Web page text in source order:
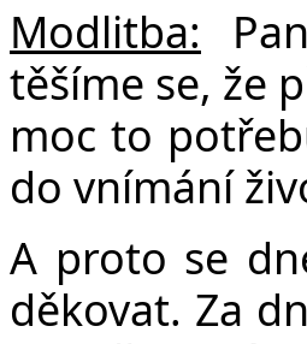
Modlitba:
těšíme se, že
moc to
do vnímání
A proto se
děkovat. Za